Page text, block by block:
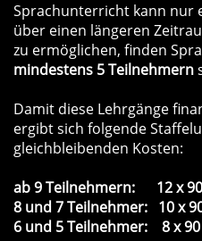
Sprachunterricht kann nur
über einen längeren
zu ermöglichen, finden
mindestens 5 Teilnehmern
Damit diese Lehrgänge
ergibt sich folgende
gleichbleibenden Kosten:
ab 9 Teilnehmern: 12 x
8 und 7 Teilnehmer: 10 x
6 und 5 Teilnehmer: 8 x